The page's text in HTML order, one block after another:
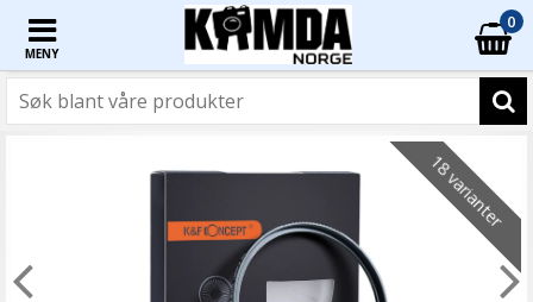
MENY
0
18 varianter